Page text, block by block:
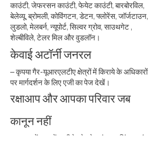
काउंटी, जेफरसन काउंटी, फेयेट काउंटी, बारबोरविल,
बेलेव्यू, ब्रोमली, कोविंगटन, डेटन, फ्लोरेंस, जॉर्जटाउन,
लुडलो, मेलबर्न, न्यूपोर्ट, सिल्वर ग्रोव, साउथगेट ,
शेल्बीविले, टेलर मिल और वुडलॉन।
केवाई अटॉर्नी जनरल
– कृपया गैर-यूआरएलटीए क्षेत्रों में किराये के अधिकारों
पर मार्गदर्शन के लिए एजी का पेज देखें।
रक्षाआप और आपका परिवार जब
कानून नहीं
- साउथ सेंट्रल केंटकी के होमलेस एंड हाउसिंग गठबंधन